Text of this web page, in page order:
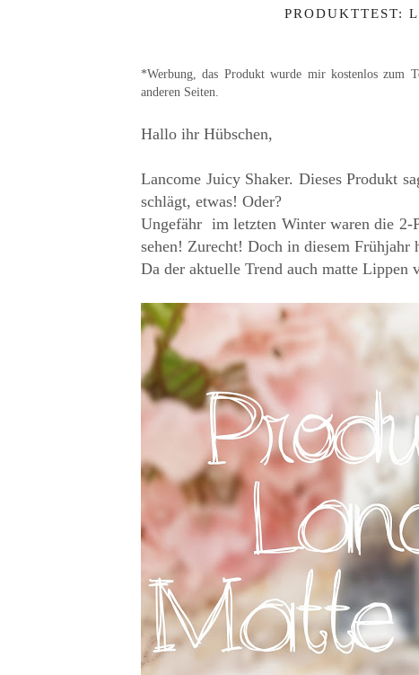
PRODUKTTEST:
*Werbung, das Produkt wurde mir kostenlos zum
anderen Seiten.
Hallo ihr Hübschen,
Lancome Juicy Shaker. Dieses Produkt
schlägt, etwas! Oder?
Ungefähr im letzten Winter waren die 2-
sehen! Zurecht! Doch in diesem Frühjahr
Da der aktuelle Trend auch matte Lippen